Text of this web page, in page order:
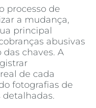
processo de
a mudança,
principal
abusivas
chaves. A
de cada
fotografias de
detalhadas.